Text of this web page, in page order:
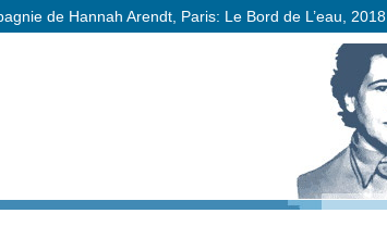
de Hannah Arendt, Paris: Le Bord de L’eau, 2018